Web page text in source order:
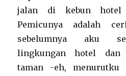
jalan di kebun hotel
Pemicunya adalah
sebelumnya aku
lingkungan hotel dan
taman -eh, menurutku